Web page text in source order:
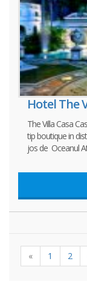
Hotel The
The Villa Casa
tip boutique in
jos de Oceanul
« 1 2